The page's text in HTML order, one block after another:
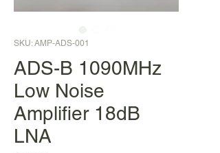
SKU: AMP-ADS-001
ADS-B 1090MHz
Low Noise
Amplifier 18dB
LNA